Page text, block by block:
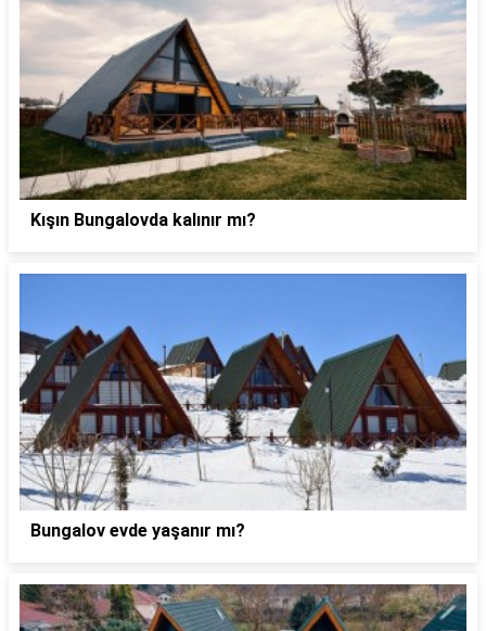
Kışın Bungalovda kalınır mı?
Bungalov evde yaşanır mı?